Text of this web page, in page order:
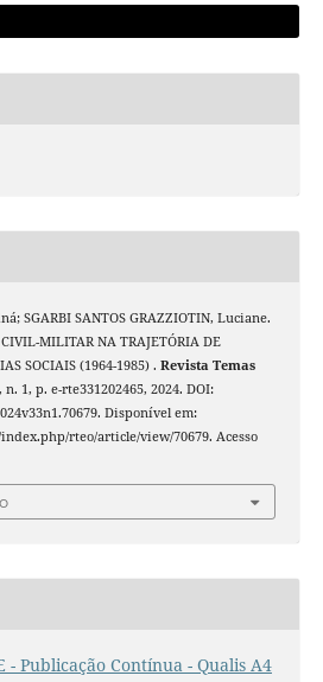
SGARBI SANTOS GRAZZIOTIN, Luciane.
MILITAR NA TRAJETÓRIA DE
SOCIAIS (1964-1985) . Revista Temas
n. 1, p. e-rte331202465, 2024. DOI:
Disponível em:
rteo/article/view/70679. Acesso
- Publicação Contínua - Qualis A4